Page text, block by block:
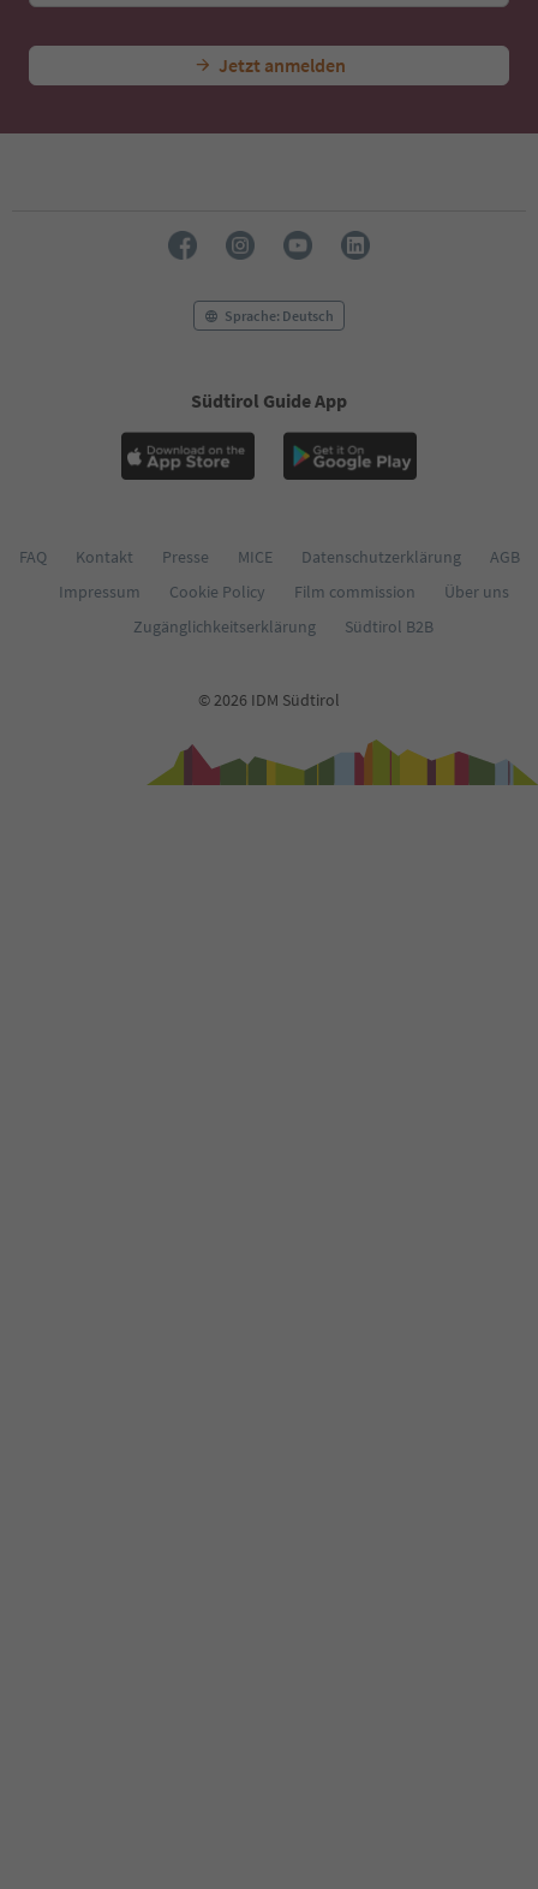
Jetzt anmelden
Sprache: Deutsch
Südtirol Guide App
FAQ Kontakt Presse MICE Datenschutzerklärung
AGB
Impressum
Cookie Policy Film commission
Über uns
Zugänglichkeitserklärung
Südtirol B2B
© 2026 IDM Südtirol